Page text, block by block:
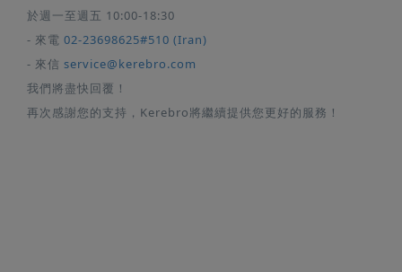
於週一至週五 10:00-18:30
- 來電 02-23698625#510 (Iran)
- 來信 service@kerebro.com
我們將盡快回覆！
再次感謝您的支持，Kerebro將繼續提供您更好的服務！